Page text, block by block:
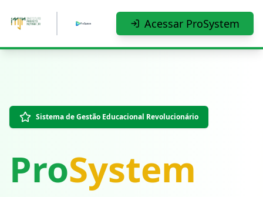
Pular para o conteúdo principal
Acessar ProSystem
Sistema de Gestão Educacional Revolucionário
ProSystem